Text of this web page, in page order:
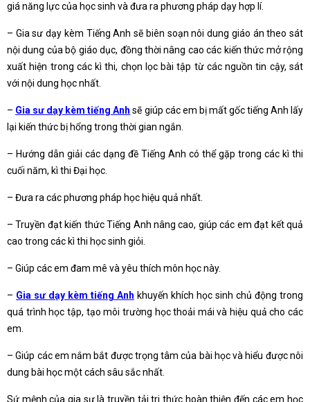
giá năng lực của học sinh và đưa ra phương pháp dạy hợp lí.
– Gia sư dạy kèm Tiếng Anh sẽ biên soạn nôi dung giáo án theo sát
nội dung của bộ giáo dục, đồng thời nâng cao các kiến thức mở rộng
xuất hiện trong các kì thi, chọn lọc bài tập từ các nguồn tin cậy, sát
với nội dung học nhất.
– Gia sư dạy kèm tiếng Anh sẽ giúp các em bị mất gốc tiếng Anh lấy
lại kiến thức bị hổng trong thời gian ngắn.
– Hướng dẫn giải các dạng đề Tiếng Anh có thể gặp trong các kì thi
cuối năm, kì thi Đại học.
– Đưa ra các phương pháp học hiệu quả nhất.
– Truyền đạt kiến thức Tiếng Anh nâng cao, giúp các em đạt kết quả
cao trong các kì thi học sinh giỏi.
– Giúp các em đam mê và yêu thích môn học này.
– Gia sư dạy kèm tiếng Anh khuyến khích học sinh chủ động trong
quá trình học tập, tạo môi trường học thoải mái và hiệu quả cho các
em.
– Giúp các em nắm bắt được trọng tâm của bài học và hiểu được nôi
dung bài học một cách sâu sắc nhất.
Sứ mệnh của gia sư là truyền tải tri thức hoàn thiện đến các em học